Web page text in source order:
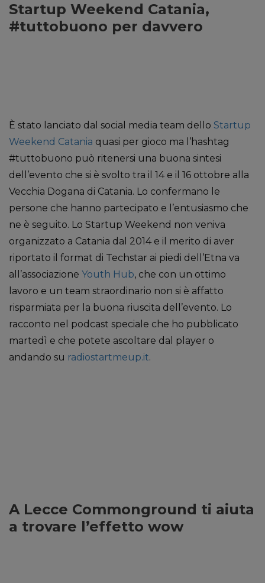
Startup Weekend Catania,
#tuttobuono per davvero
È stato lanciato dal social media team dello Startup
Weekend Catania quasi per gioco ma l’hashtag
#tuttobuono può ritenersi una buona sintesi
dell’evento che si è svolto tra il 14 e il 16 ottobre alla
Vecchia Dogana di Catania. Lo confermano le
persone che hanno partecipato e l’entusiasmo che
ne è seguito. Lo Startup Weekend non veniva
organizzato a Catania dal 2014 e il merito di aver
riportato il format di Techstar ai piedi dell’Etna va
all’associazione Youth Hub, che con un ottimo
lavoro e un team straordinario non si è affatto
risparmiata per la buona riuscita dell’evento. Lo
racconto nel podcast speciale che ho pubblicato
martedì e che potete ascoltare dal player o
andando su radiostartmeup.it.
A Lecce Commonground ti aiuta
a trovare l’effetto wow